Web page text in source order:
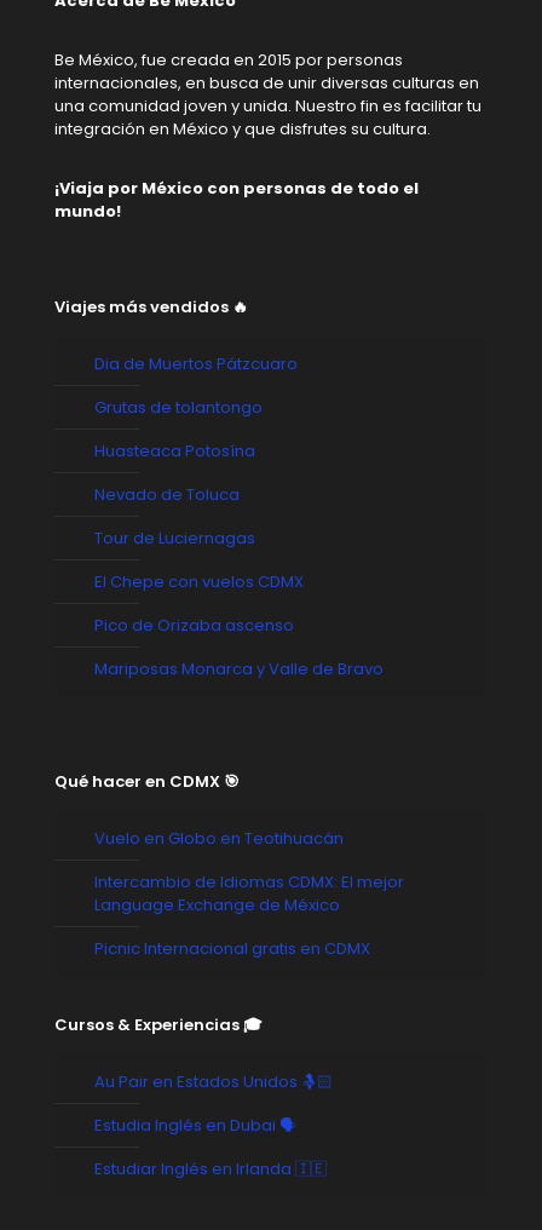
Be México, fue creada en 2015 por personas
internacionales, en busca de unir diversas culturas en
una comunidad joven y unida. Nuestro fin es facilitar tu
integración en México y que disfrutes su cultura.
¡Viaja por México con personas de todo el
mundo!
Viajes más vendidos 🔥
Dia de Muertos Pátzcuaro
Grutas de tolantongo
Huasteaca Potosína
Nevado de Toluca
Tour de Luciernagas
El Chepe con vuelos CDMX
Pico de Orizaba ascenso
Mariposas Monarca y Valle de Bravo
Qué hacer en CDMX 🎯
Vuelo en Globo en Teotihuacán
Intercambio de Idiomas CDMX: El mejor
Language Exchange de México
Picnic Internacional gratis en CDMX
Cursos & Experiencias 🎓
Au Pair en Estados Unidos 🤱🏻
Estudia Inglés en Dubai 🗣️
Estudiar Inglés en Irlanda 🇮🇪